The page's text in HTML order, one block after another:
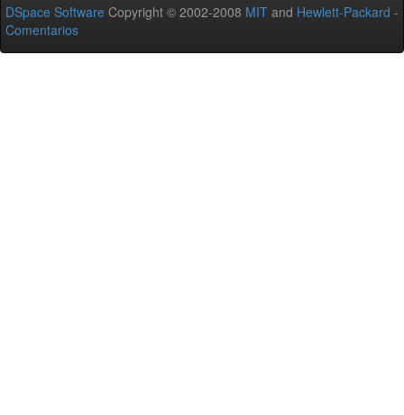
DSpace Software Copyright © 2002-2008 MIT and Hewlett-Packard -
Comentarios